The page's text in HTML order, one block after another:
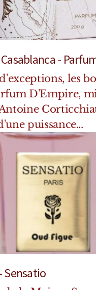
-
les
D'Empire,
puissance...
Sensatio